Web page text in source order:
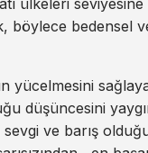
ülkeleri
bedensel
düşüncesini
sevgi ve barış